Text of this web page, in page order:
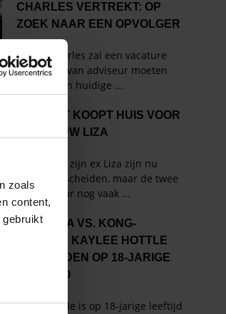
zoals
content,
gebruikt